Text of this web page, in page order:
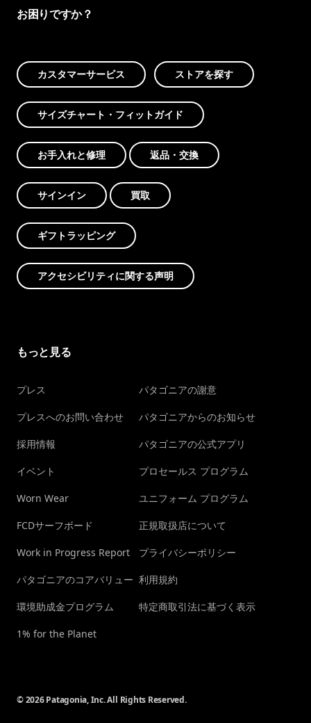
お困りですか？
カスタマーサービス ストアを探す
サイズチャート・フィットガイド
お手入れと修理 返品・交換
サインイン 買取
ギフトラッピング
アクセシビリティに関する声明
もっと見る
プレス
プレスへのお問い合わせ
採用情報
イベント
Worn Wear
FCDサーフボード
Work in Progress Report
パタゴニアのコアバリュー
環境助成金プログラム
1% for the Planet
パタゴニアの謝意
パタゴニアからのお知らせ
パタゴニアの公式アプリ
プロセールス プログラム
ユニフォーム プログラム
正規取扱店について
プライバシーポリシー
利用規約
特定商取引法に基づく表示
© 2026 Patagonia, Inc. All Rights Reserved.